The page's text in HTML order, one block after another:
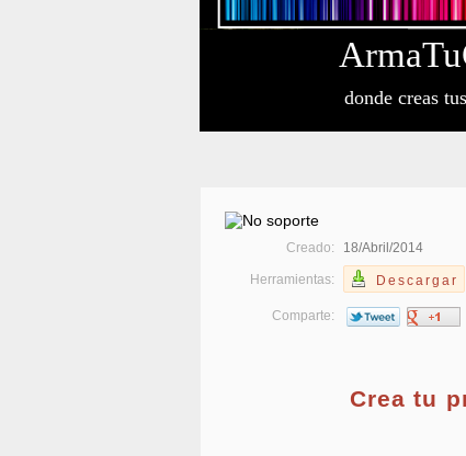
ArmaTu
donde creas
Creado: 18/Abril/2014
Herramientas: Descargar
Comparte:
Crea tu